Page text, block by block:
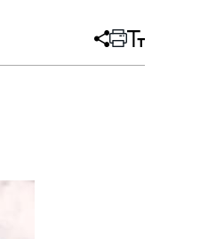
分
文
打 调
大